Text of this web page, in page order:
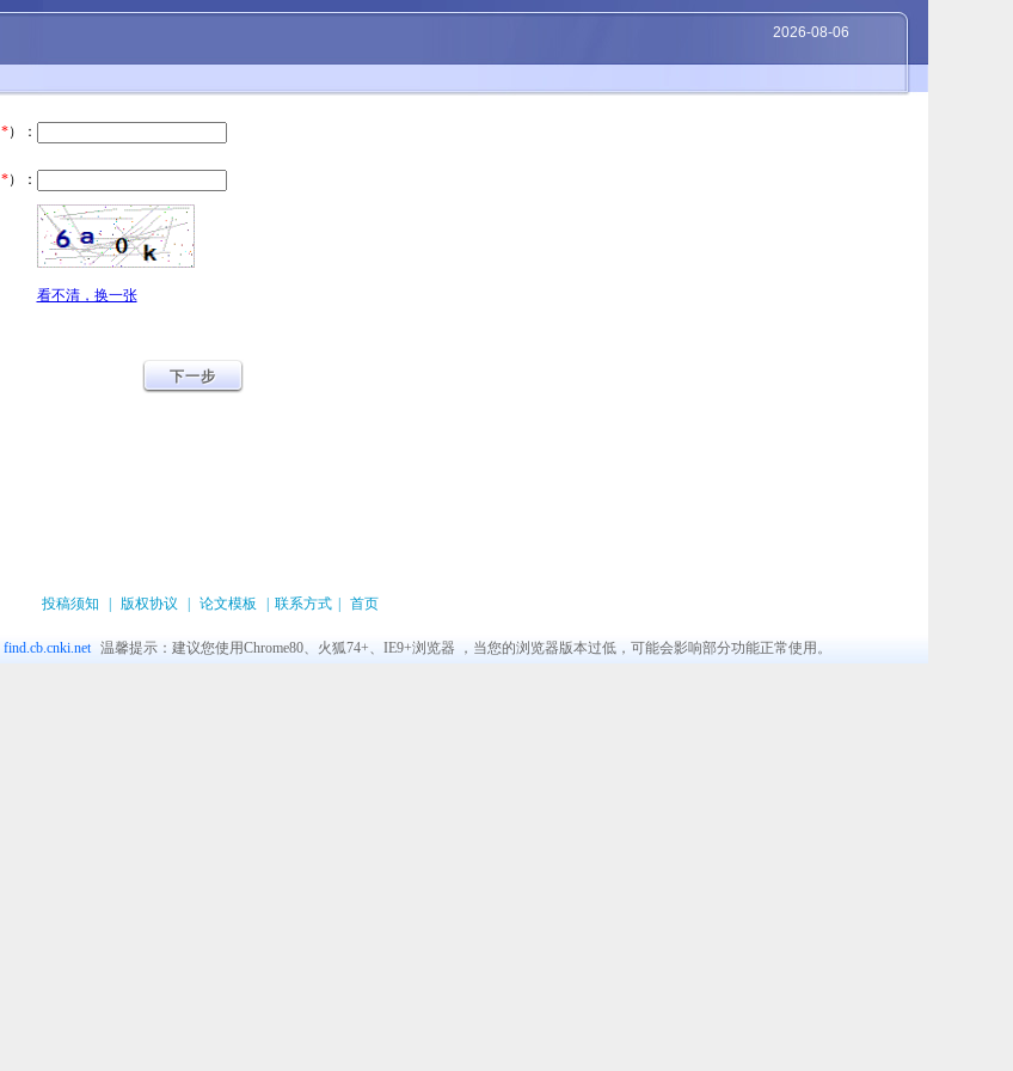
2026-08-06
*）：
*）：
看不清，换一张
投稿须知 版权协议 论文模板 联系方式 首页
find.cb.cnki.net 温馨提示：建议您使用Chrome80、火狐74+、IE9+浏览器 ，当您的浏览器版本过低，可能会影响部分功能正常使用。